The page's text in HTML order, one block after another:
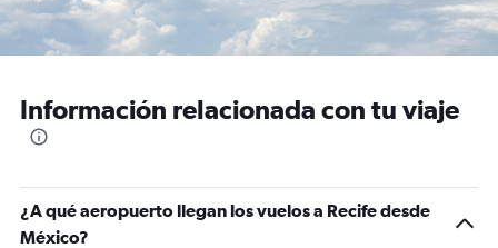
Información relacionada con tu viaje
¿A qué aeropuerto llegan los vuelos a Recife desde
México?